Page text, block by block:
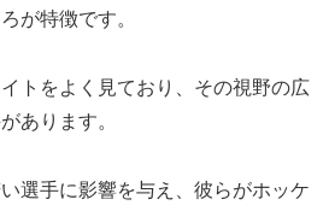
が特徴です。
トをよく見ており、その視野の広
あります。
選手に影響を与え、彼らがホッケ